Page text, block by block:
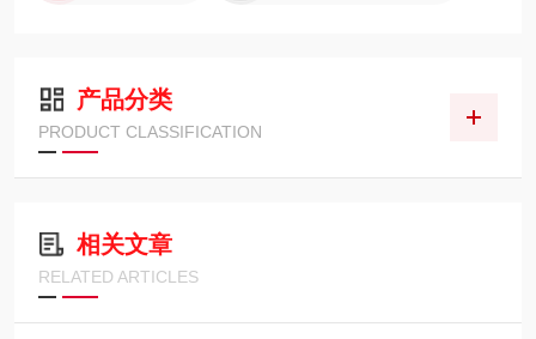
产品分类
PRODUCT CLASSIFICATION
相关文章
RELATED ARTICLES